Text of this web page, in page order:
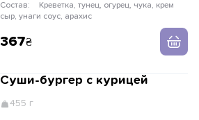
Состав:
сыр, унаги соус, арахис
367
Суши-бургер с курицей
455 г